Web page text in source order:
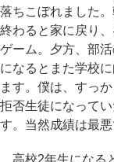
落ちこぼれました
終わると家に戻り
ゲーム。夕方、部
になるとまた学校
ます。僕は、すっ
拒否生徒になって
す。当然成績は最
高校2年生になる